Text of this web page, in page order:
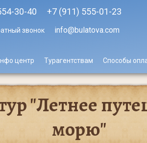
30-40 +7 (911) 555-01-23
звонок info@bulatova.com
центр Турагентствам Способы
"Летнее
морю"